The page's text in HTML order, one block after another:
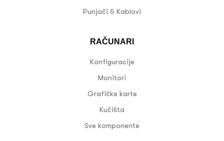
Punjači & Kablovi
RAČUNARI
Konfiguracije
Monitori
Grafičke karte
Kućišta
Sve komponente